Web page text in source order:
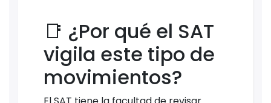
📑 ¿Por qué el SAT
vigila este tipo de
movimientos?